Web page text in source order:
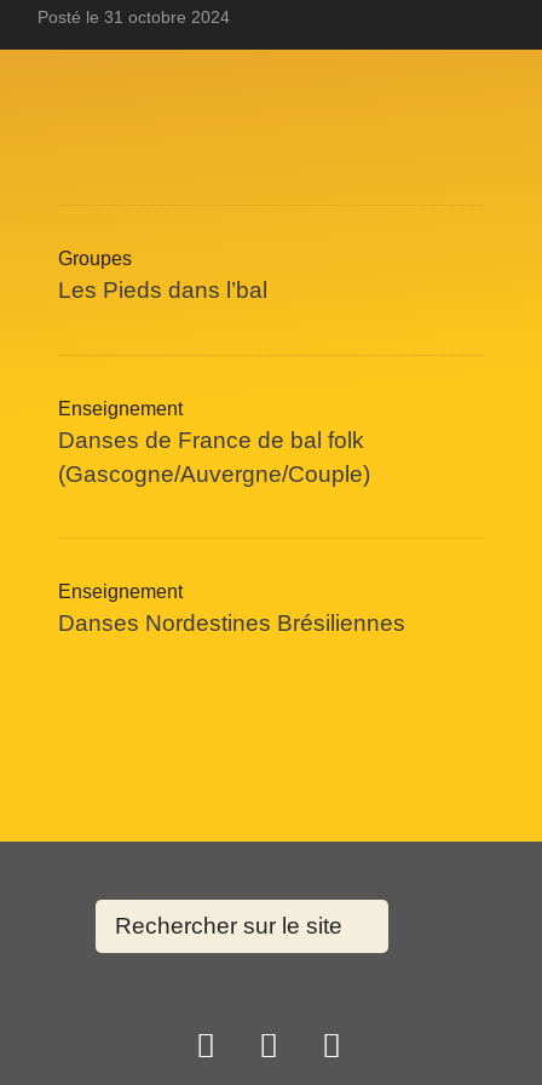
Posté le 31 octobre 2024
Groupes
Les Pieds dans l’bal
Enseignement
Danses de France de bal folk
(Gascogne/Auvergne/Couple)
Enseignement
Danses Nordestines Brésiliennes